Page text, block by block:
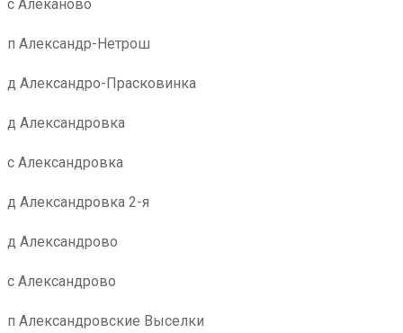
с Алеканово
п Александр-Нетрош
д Александро-Прасковинка
д Александровка
с Александровка
д Александровка 2-я
д Александрово
с Александрово
п Александровские Выселки